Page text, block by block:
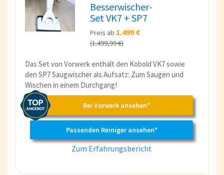
Besserwischer-
Set VK7 + SP7
Preis ab 1.499 €
(1.499,99 €)
Das Set von Vorwerk enthält den Kobold VK7 sowie
den SP7 Saugwischer als Aufsatz: Zum Saugen und
Wischen in einem Durchgang!
Bei Vorwerk ansehen*
Passenden Reiniger ansehen*
Zum Erfahrungsbericht